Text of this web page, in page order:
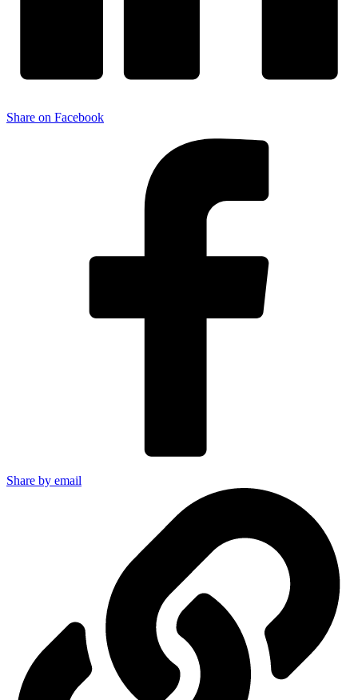
Share on Facebook
Share by email